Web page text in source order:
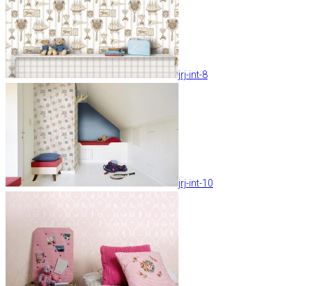
jrj-int-8
jrj-int-10